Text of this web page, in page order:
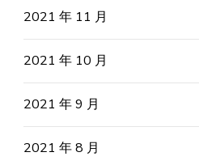
2021 年 11 月
2021 年 10 月
2021 年 9 月
2021 年 8 月